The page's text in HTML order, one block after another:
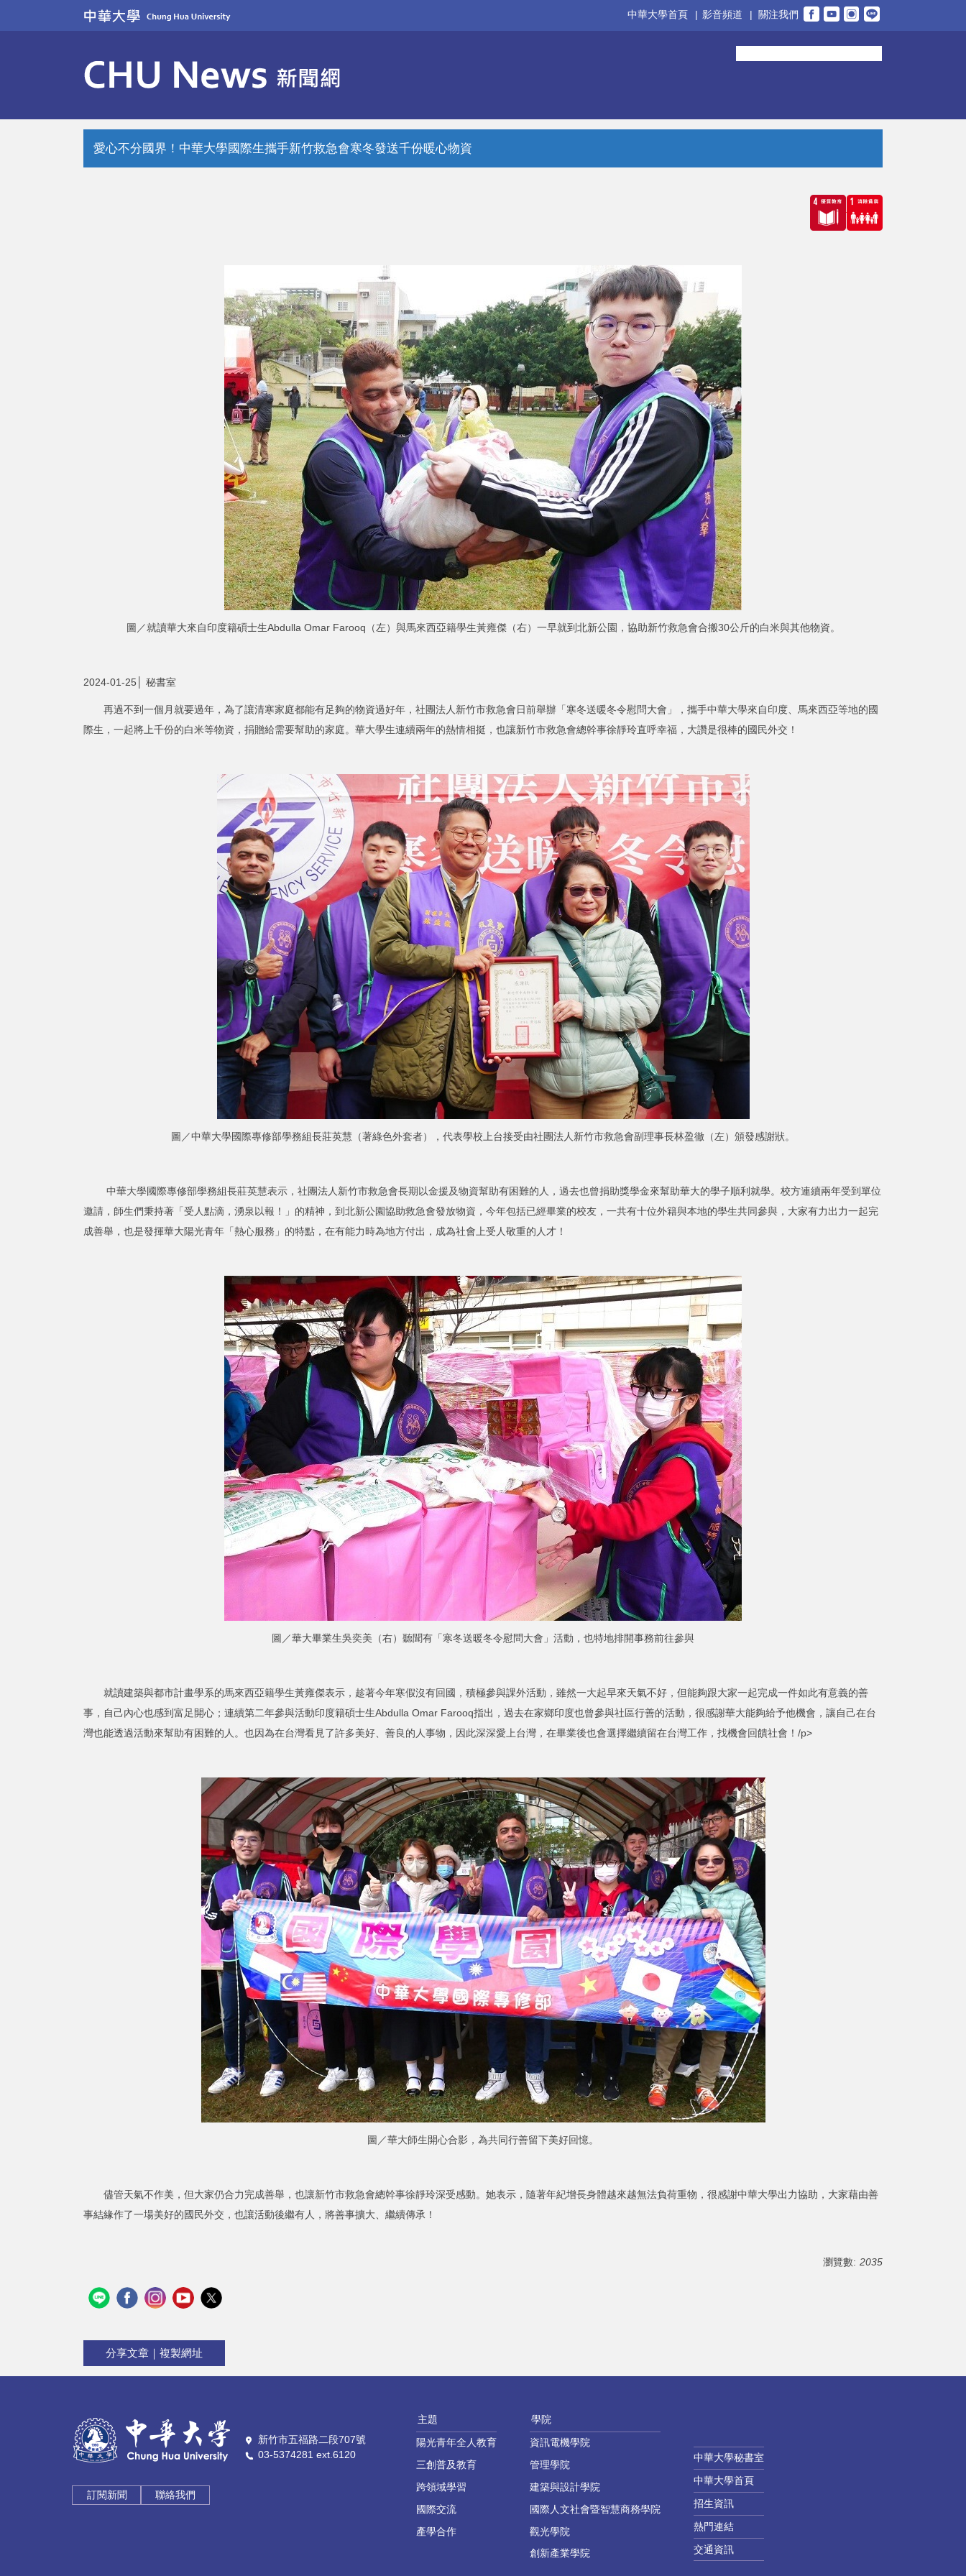
中華大學首頁 | 影音頻道 | 關注我們
愛心不分國界！中華大學國際生攜手新竹救急會寒冬發送千份暖心物資
圖／就讀華大來自印度籍碩士生Abdulla Omar Farooq（左）與馬來西亞籍學生黃雍傑（右）一早就到北新公園，協助新竹救急會合搬30公斤的白米與其他物資。
2024-01-25│ 秘書室
再過不到一個月就要過年，為了讓清寒家庭都能有足夠的物資過好年，社團法人新竹市救急會日前舉辦「寒冬送暖冬令慰問大會」，攜手中華大學來自印度、馬來西亞等地的國
際生，一起將上千份的白米等物資，捐贈給需要幫助的家庭。華大學生連續兩年的熱情相挺，也讓新竹市救急會總幹事徐靜玲直呼幸福，大讚是很棒的國民外交！
圖／中華大學國際專修部學務組長莊英慧（著綠色外套者），代表學校上台接受由社團法人新竹市救急會副理事長林盈徹（左）頒發感謝狀。
中華大學國際專修部學務組長莊英慧表示，社團法人新竹市救急會長期以金援及物資幫助有困難的人，過去也曾捐助獎學金來幫助華大的學子順利就學。校方連續兩年受到單位
邀請，師生們秉持著「受人點滴，湧泉以報！」的精神，到北新公園協助救急會發放物資，今年包括已經畢業的校友，一共有十位外籍與本地的學生共同參與，大家有力出力一起完
成善舉，也是發揮華大陽光青年「熱心服務」的特點，在有能力時為地方付出，成為社會上受人敬重的人才！
圖／華大畢業生吳奕美（右）聽聞有「寒冬送暖冬令慰問大會」活動，也特地排開事務前往參與
就讀建築與都市計畫學系的馬來西亞籍學生黃雍傑表示，趁著今年寒假沒有回國，積極參與課外活動，雖然一大起早來天氣不好，但能夠跟大家一起完成一件如此有意義的善
事，自己內心也感到富足開心；連續第二年參與活動印度籍碩士生Abdulla Omar Farooq指出，過去在家鄉印度也曾參與社區行善的活動，很感謝華大能夠給予他機會，讓自己在台
灣也能透過活動來幫助有困難的人。也因為在台灣看見了許多美好、善良的人事物，因此深深愛上台灣，在畢業後也會選擇繼續留在台灣工作，找機會回饋社會！/p>
圖／華大師生開心合影，為共同行善留下美好回憶。
儘管天氣不作美，但大家仍合力完成善舉，也讓新竹市救急會總幹事徐靜玲深受感動。她表示，隨著年紀增長身體越來越無法負荷重物，很感謝中華大學出力協助，大家藉由善
事結緣作了一場美好的國民外交，也讓活動後繼有人，將善事擴大、繼續傳承！
瀏覽數: 2035
分享文章｜複製網址
新竹市五福路二段707號
03-5374281 ext.6120
訂閱新聞 聯絡我們
主題
陽光青年全人教育
三創普及教育
跨領域學習
國際交流
產學合作
學院
資訊電機學院
管理學院
建築與設計學院
國際人文社會暨智慧商務學院
觀光學院
創新產業學院
中華大學秘書室
中華大學首頁
招生資訊
熱門連結
交通資訊